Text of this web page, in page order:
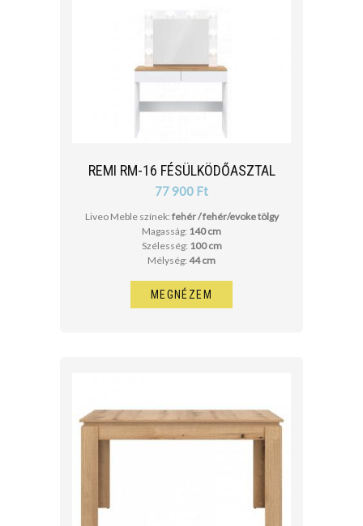
REMI RM-16 FÉSÜLKÖDŐASZTAL
77 900 Ft
Liveo Meble színek: fehér / fehér/evoke tölgy
Magasság: 140 cm
Szélesség: 100 cm
Mélység: 44 cm
MEGNÉZEM